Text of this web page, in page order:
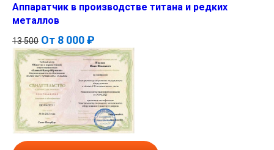
Аппаратчик в производстве титана и редких
металлов
13 500 От 8 000 ₽